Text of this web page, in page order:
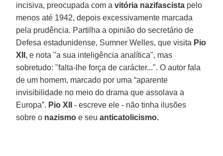
incisiva, preocupada com avitória nazifascista pelo
menos até 1942, depois excessivamente marcada
pela prudência. Partilha a opinião do secretário de
Defesa estadunidense, Sumner Welles, que visita Pio
XII , e nota "a sua inteligência analítica", mas
sobretudo: "falta-lhe força de carácter...". O autor fala
de um homem, marcado por uma “aparente
invisibilidade no meio do drama que assolava a
Europa”. Pio XII
- escreve ele - não tinha ilusões
sobre o nazismo e seuanticatolicismo.